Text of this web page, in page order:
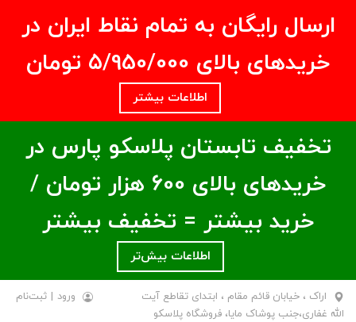
ارسال رایگان به تمام نقاط ایران در
خریدهای بالای ۵/950/000 تومان
اطلاعات بیشتر
تخفیف تابستان پلاسکو پارس در
خریدهای بالای ۶00 هزار تومان /
خرید بیشتر = تخفیف بیشتر
اطلاعات بیش‌تر
اراک ، خیابان قائم مقام ، ابتدای تقاطع آیت
الله غفاری،جنب پوشاک مایا، فروشگاه پلاسکو
ورود | ثبت‌نام